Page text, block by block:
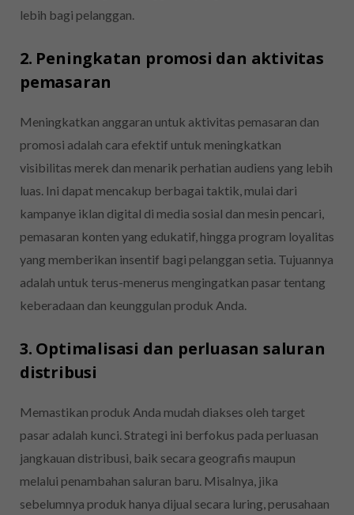
lebih bagi pelanggan.
2. Peningkatan promosi dan aktivitas
pemasaran
Meningkatkan anggaran untuk aktivitas pemasaran dan
promosi adalah cara efektif untuk meningkatkan
visibilitas merek dan menarik perhatian audiens yang lebih
luas. Ini dapat mencakup berbagai taktik, mulai dari
kampanye iklan digital di media sosial dan mesin pencari,
pemasaran konten yang edukatif, hingga program loyalitas
yang memberikan insentif bagi pelanggan setia. Tujuannya
adalah untuk terus-menerus mengingatkan pasar tentang
keberadaan dan keunggulan produk Anda.
3. Optimalisasi dan perluasan saluran
distribusi
Memastikan produk Anda mudah diakses oleh target
pasar adalah kunci. Strategi ini berfokus pada perluasan
jangkauan distribusi, baik secara geografis maupun
melalui penambahan saluran baru. Misalnya, jika
sebelumnya produk hanya dijual secara luring, perusahaan